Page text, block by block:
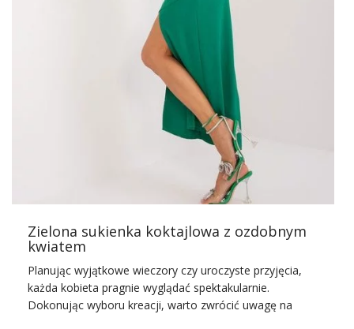
garderoby. Nie tylko zapewniają ciepło, ale także dodają
stylu każdej jesiennej i zimowej stylizacji. Właśnie teraz
hurtownie swetrów
odkrywa przed Wami szeroki
wybór modnych swetrów damskich, które doskonale
Damskieswetery
to ubranie, za
którym zaczynamy rozglądać się co roku, kiedy
przychodzą chłodniejsze dni.
Swetery
często ratują z nas
opresji, które dobrze zna każda kobieta. Nie ma bowiem
bardziej przytulnego rozwiązania od wskoczenia w swój
i wygodne jeansy. Jeśli za oknem jest już
Zielona sukienka koktajlowa z ozdobnym
kwiatem
Planując wyjątkowe wieczory czy uroczyste przyjęcia,
każda kobieta pragnie wyglądać spektakularnie.
Dokonując wyboru kreacji, warto zwrócić uwagę na